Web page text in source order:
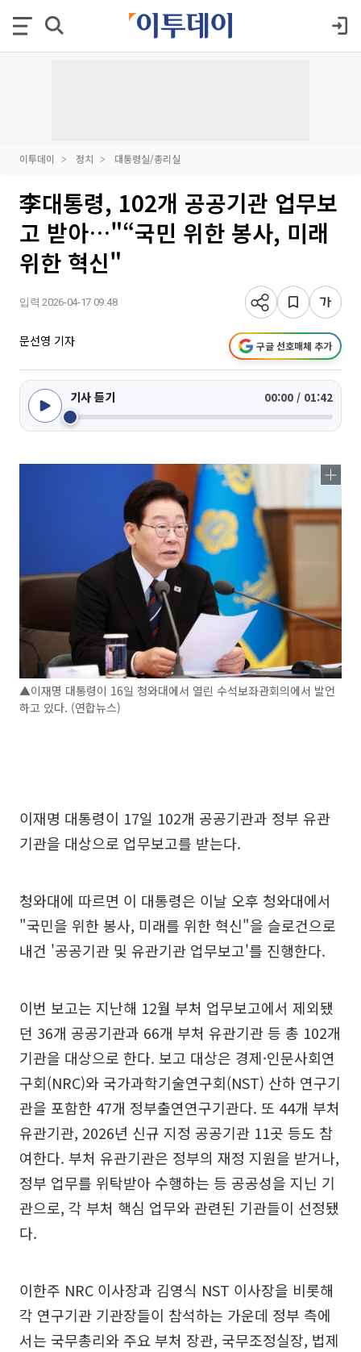
이투데이 정치 대통령실/총리실
李대통령, 102개 공공기관 업무보
고 받아…"“국민 위한 봉사, 미래
위한 혁신"
입력 2026-04-17 09:48
문선영 기자 구글 선호매체 추가
기사 듣기 00:00 / 01:42
▲이재명 대통령이 16일 청와대에서 열린 수석보좌관회의에서 발언
하고 있다. (연합뉴스)
이재명 대통령이 17일 102개 공공기관과 정부 유관
기관을 대상으로 업무보고를 받는다.
청와대에 따르면 이 대통령은 이날 오후 청와대에서
"국민을 위한 봉사, 미래를 위한 혁신"을 슬로건으로
내건 '공공기관 및 유관기관 업무보고'를 진행한다.
이번 보고는 지난해 12월 부처 업무보고에서 제외됐
던 36개 공공기관과 66개 부처 유관기관 등 총 102개
기관을 대상으로 한다. 보고 대상은 경제·인문사회연
구회(NRC)와 국가과학기술연구회(NST) 산하 연구기
관을 포함한 47개 정부출연연구기관다. 또 44개 부처
유관기관, 2026년 신규 지정 공공기관 11곳 등도 참
여한다. 부처 유관기관은 정부의 재정 지원을 받거나,
정부 업무를 위탁받아 수행하는 등 공공성을 지닌 기
관으로, 각 부처 핵심 업무와 관련된 기관들이 선정됐
다.
이한주 NRC 이사장과 김영식 NST 이사장을 비롯해
각 연구기관 기관장들이 참석하는 가운데 정부 측에
서는 국무총리와 주요 부처 장관, 국무조정실장, 법제